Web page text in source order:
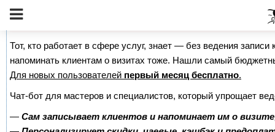
Сервис онлайн-записи на собственном Telegram-
Тот, кто работает в сфере услуг, знает — без ведения
напоминать клиентам о визитах тоже. Нашли самый
Для новых пользователей первый месяц бесплатно.
Чат-бот для мастеров и специалистов, который упрощает
— Сам записывает клиентов и напоминает им о